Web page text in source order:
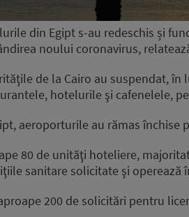
din Egipt s-au redeschis și
noului coronavirus,
de la Cairo au suspendat, în
hotelurile şi cafenelele,
aeroporturile au rămas închise
80 de unităţi hoteliere,
sanitare solicitate şi operează
200 de solicitări pentru